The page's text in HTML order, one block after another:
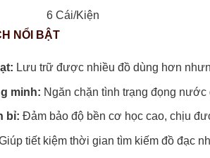
6 Cái/Kiện
NỔI BẬT
Lưu trữ được nhiều đồ dùng hơn
minh: Ngăn chặn tình trạng đọng
bỉ: Đảm bảo độ bền cơ học cao, chịu
tiết kiệm thời gian tìm kiếm đồ đạc